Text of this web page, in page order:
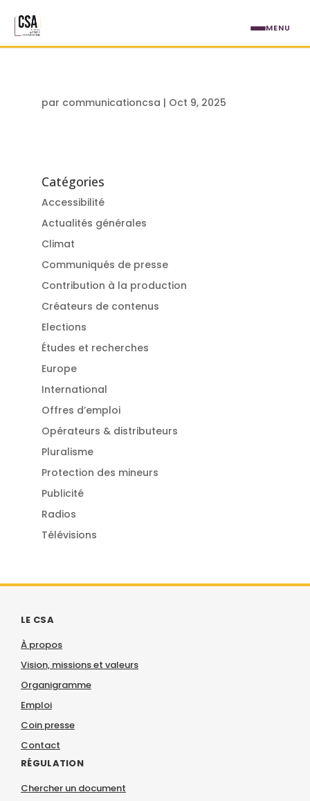
par communicationcsa | Oct 9, 2025
Catégories
Accessibilité
Actualités générales
Climat
Communiqués de presse
Contribution à la production
Créateurs de contenus
Elections
Études et recherches
Europe
International
Offres d’emploi
Opérateurs & distributeurs
Pluralisme
Protection des mineurs
Publicité
Radios
Télévisions
LE CSA
À propos
Vision, missions et valeurs
Organigramme
Emploi
Coin presse
Contact
RÉGULATION
Chercher un document
MENU